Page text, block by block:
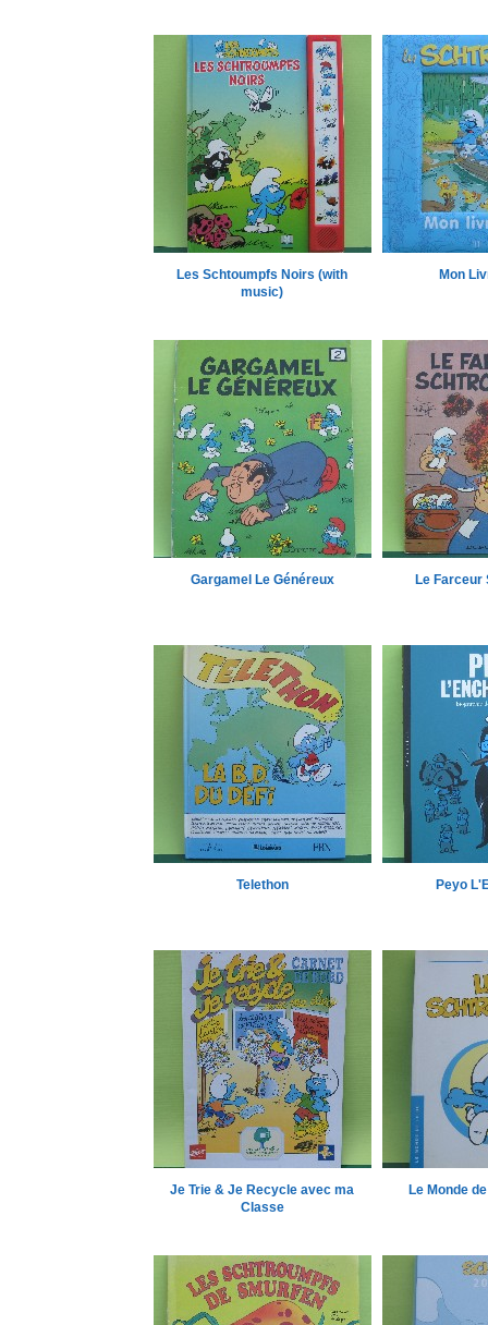
Les Schtoumpfs Noirs (with
music)
Mon
Gargamel Le Généreux Le Farceur
Telethon Peyo
Je Trie & Je Recycle avec ma
Classe
Le Monde